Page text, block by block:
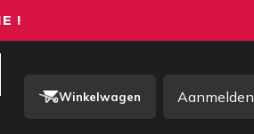
!
Winkelwagen Aanmelden